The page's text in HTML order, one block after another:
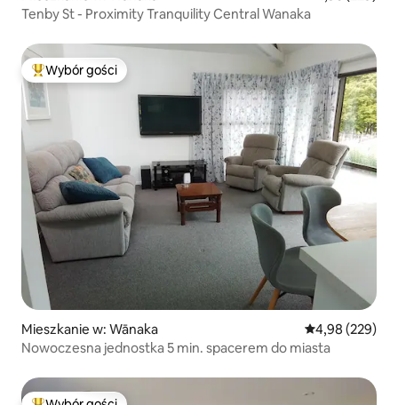
Tenby St - Proximity Tranquility Central Wanaka
Najpopularniejsze z kategorii Wybór gości
Wybór gości
Mieszkanie w: Wānaka Średnia
4,98 (229)
Nowoczesna jednostka 5 min. spacerem do miasta